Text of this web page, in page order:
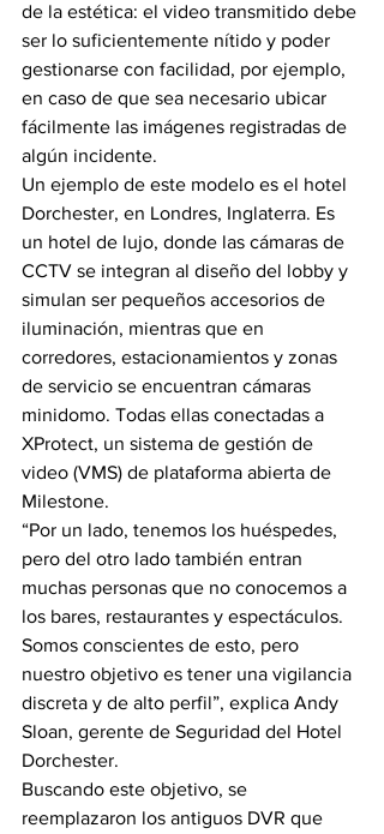
de la estética: el video transmitido debe
ser lo suficientemente nítido y poder
gestionarse con facilidad, por ejemplo,
en caso de que sea necesario ubicar
fácilmente las imágenes registradas de
algún incidente.
Un ejemplo de este modelo es el hotel
Dorchester, en Londres, Inglaterra. Es
un hotel de lujo, donde las cámaras de
CCTV se integran al diseño del lobby y
simulan ser pequeños accesorios de
iluminación, mientras que en
corredores, estacionamientos y zonas
de servicio se encuentran cámaras
minidomo. Todas ellas conectadas a
XProtect, un sistema de gestión de
video (VMS) de plataforma abierta de
Milestone.
“Por un lado, tenemos los huéspedes,
pero del otro lado también entran
muchas personas que no conocemos a
los bares, restaurantes y espectáculos.
Somos conscientes de esto, pero
nuestro objetivo es tener una vigilancia
discreta y de alto perfil”, explica Andy
Sloan, gerente de Seguridad del Hotel
Dorchester.
Buscando este objetivo, se
reemplazaron los antiguos DVR que